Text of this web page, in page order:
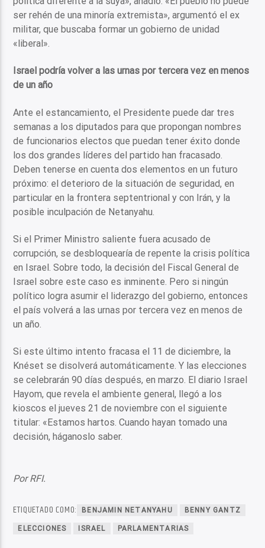
ser rehén de una minoría extremista», argumentó el ex
militar, que buscaba formar un gobierno de unidad
«liberal».
Israel podría volver a las urnas por tercera vez en menos
de un año
Ante el estancamiento, el Presidente puede dar tres
semanas a los diputados para que propongan nombres
de funcionarios electos que puedan tener éxito donde
los dos grandes líderes del partido han fracasado.
Deben tenerse en cuenta dos elementos en un futuro
próximo: el deterioro de la situación de seguridad, en
particular en la frontera septentrional y con Irán, y la
posible inculpación de Netanyahu.
Si el Primer Ministro saliente fuera acusado de
corrupción, se desbloquearía de repente la crisis política
en Israel. Sobre todo, la decisión del Fiscal General de
Israel sobre este caso es inminente. Pero si ningún
político logra asumir el liderazgo del gobierno, entonces
el país volverá a las urnas por tercera vez en menos de
un año.
Si este último intento fracasa el 11 de diciembre, la
Knéset se disolverá automáticamente. Y las elecciones
se celebrarán 90 días después, en marzo. El diario Israel
Hayom, que revela el ambiente general, llegó a los
kioscos el jueves 21 de noviembre con el siguiente
titular: «Estamos hartos. Cuando hayan tomado una
decisión, háganoslo saber.
Por RFI.
ETIQUETADO COMO: BENJAMIN NETANYAHU BENNY GANTZ
ELECCIONES ISRAEL PARLAMENTARIAS